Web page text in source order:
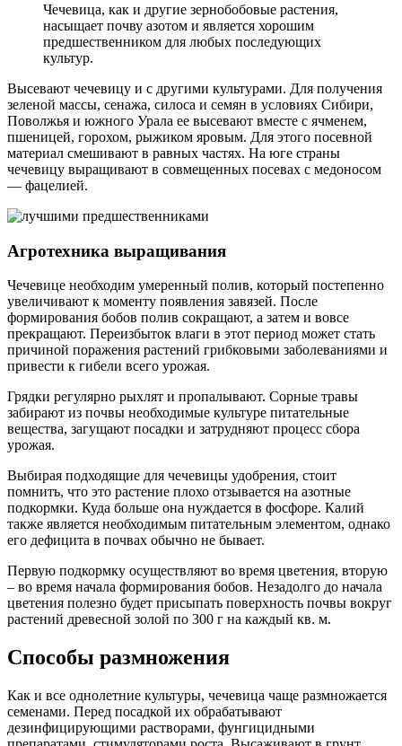
Чечевица, как и другие зернобобовые растения,
насыщает почву азотом и является хорошим
предшественником для любых последующих
культур.
Высевают чечевицу и с другими культурами. Для получения
зеленой массы, сенажа, силоса и семян в условиях Сибири,
Поволжья и южного Урала ее высевают вместе с ячменем,
пшеницей, горохом, рыжиком яровым. Для этого посевной
материал смешивают в равных частях. На юге страны
чечевицу выращивают в совмещенных посевах с медоносом
— фацелией.
Агротехника выращивания
Чечевице необходим умеренный полив, который постепенно
увеличивают к моменту появления завязей. После
формирования бобов полив сокращают, а затем и вовсе
прекращают. Переизбыток влаги в этот период может стать
причиной поражения растений грибковыми заболеваниями и
привести к гибели всего урожая.
Грядки регулярно рыхлят и пропалывают. Сорные травы
забирают из почвы необходимые культуре питательные
вещества, загущают посадки и затрудняют процесс сбора
урожая.
Выбирая подходящие для чечевицы удобрения, стоит
помнить, что это растение плохо отзывается на азотные
подкормки. Куда больше она нуждается в фосфоре. Калий
также является необходимым питательным элементом, однако
его дефицита в почвах обычно не бывает.
Первую подкормку осуществляют во время цветения, вторую
– во время начала формирования бобов. Незадолго до начала
цветения полезно будет присыпать поверхность почвы вокруг
растений древесной золой по 300 г на каждый кв. м.
Способы размножения
Как и все однолетние культуры, чечевица чаще размножается
семенами. Перед посадкой их обрабатывают
дезинфицирующими растворами, фунгицидными